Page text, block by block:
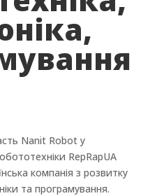
Nanit Robot у
RepRapUA
компанія з розвитку
та програмування.